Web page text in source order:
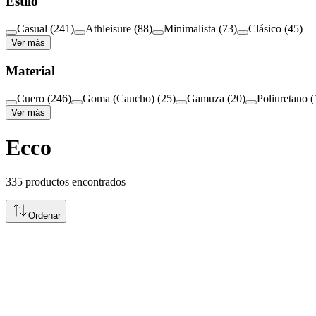
Casual (241) Athleisure (88) Minimalista (73) Clásico (45)
Ver más
Material
Cuero (246) Goma (Caucho) (25) Gamuza (20) Poliuretano (
Ver más
Ecco
335 productos encontrados
Ordenar